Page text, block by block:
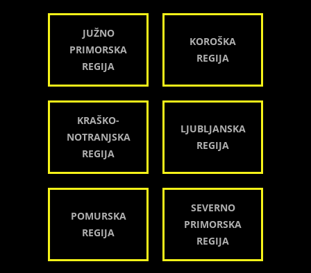
JUŽNO
PRIMORSKA
REGIJA
KOROŠKA
REGIJA
KRAŠKO-
NOTRANJSKA
REGIJA
LJUBLJANSKA
REGIJA
POMURSKA
REGIJA
SEVERNO
PRIMORSKA
REGIJA